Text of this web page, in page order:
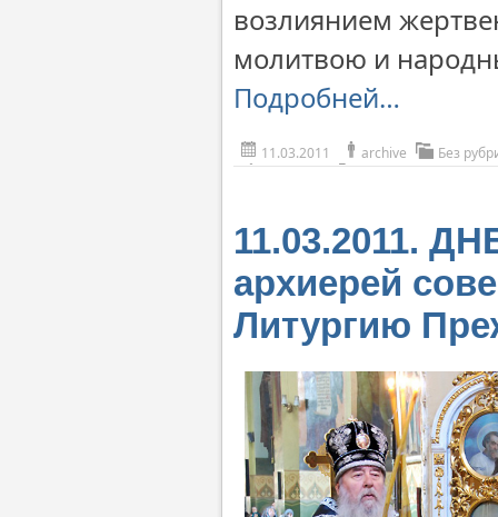
возлиянием
молитвою и
Подробней…
11.03.2011 archive Без
11.03.2011.
архиерей
Литургию